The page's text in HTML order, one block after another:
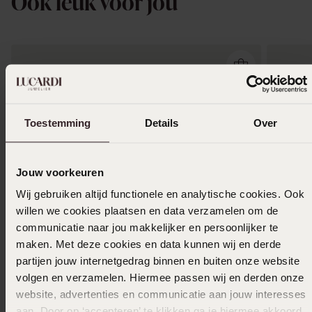
Toestemming Details Over
Jouw voorkeuren
Wij gebruiken altijd functionele en analytische cookies. Ook
willen we cookies plaatsen en data verzamelen om de
communicatie naar jou makkelijker en persoonlijker te
maken. Met deze cookies en data kunnen wij en derde
partijen jouw internetgedrag binnen en buiten onze website
volgen en verzamelen. Hiermee passen wij en derden onze
website, advertenties en communicatie aan jouw interesses
Duurzamer